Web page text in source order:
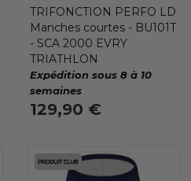
TRIFONCTION PERFO LD
Manches courtes - BU101T
- SCA 2000 EVRY
TRIATHLON
Expédition sous 8 à 10
semaines
129,90 €